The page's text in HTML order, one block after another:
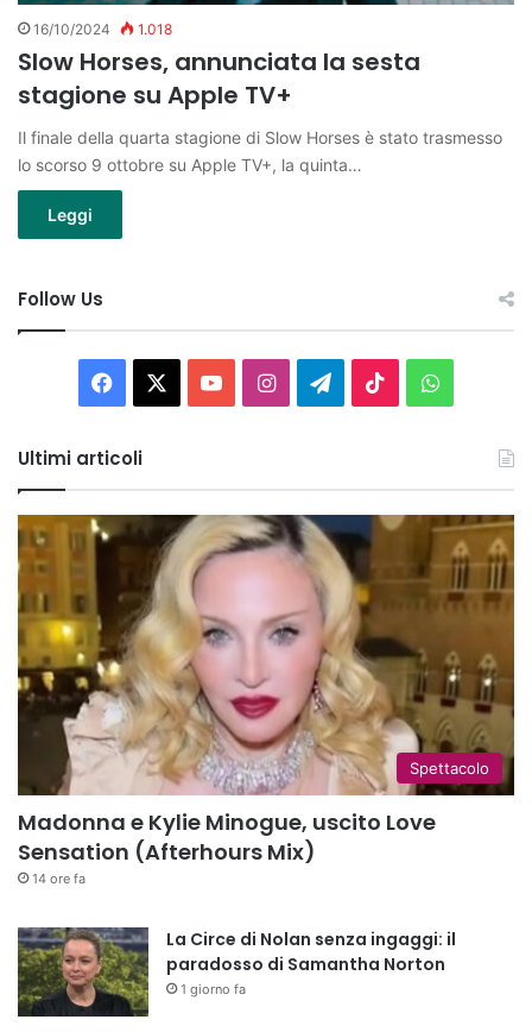
16/10/2024 1.018
Slow Horses, annunciata la sesta
stagione su Apple TV+
Il finale della quarta stagione di Slow Horses è stato trasmesso
lo scorso 9 ottobre su Apple TV+, la quinta…
Leggi
Follow Us
Facebook You InstagramTelegram
TikTok
Ultimi articoli
Spettacolo
Madonna e Kylie Minogue, uscito Love
Sensation (Afterhours Mix)
14 ore fa
La Circe di Nolan senza ingaggi: il
paradosso di Samantha Norton
1 giorno fa